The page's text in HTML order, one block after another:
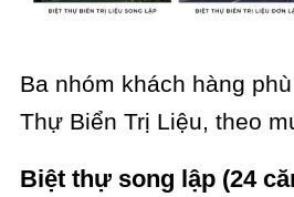
Ba nhóm khách hàng
Thự Biển Trị Liệu, theo
Biệt thự song lập (24